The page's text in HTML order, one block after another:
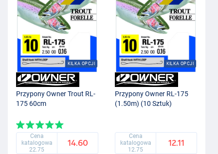
KILKA OPCJI
Przypony Owner Trout RL-
175 60cm
Cena
katalogowa
22.75
14.60
KILKA OPCJI
Przypony Owner RL-175
(1.50m) (10 Sztuk)
Cena
katalogowa
12.75
12.11